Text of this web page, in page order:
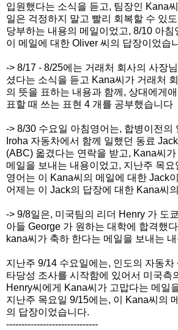
입원했다는 소식을 듣고, 팀장인 Kana
일은 걱정하지 말고 빨리 회복할 수 있
당부하는 내용의 메일이었고, 8/10 아침
이 메일에 대한 Oliver 씨의 답장이었습
-> 8/17 - 8/25에는 거래처 회사의 사장
셨다는 소식을 듣고 Kana씨가 거래처
의 뜻을 표하는 내용과 함께, 상대에게
표할 때 쓰는 표현 4 개를 공부했습니다
-> 8/30 수요일 아침영어는, 합병이전의
Iroha 자동차에서 함께 일했던 동료
(ABC) 옯겼다는 연락을 받고, Kana씨
메일을 보내는 내용이었고, 지난주 목요
영어는 이 Kana씨의 메일에 대한 Jack
어제는 이 Jack의 답장에 대한 Kana씨
-> 9/8일은, 미국팀의 리더 Henry 가 도
아들 George 가 원하는 대학에 합격했
kana씨가 축하 한다는 메일을 보내는
지난주 9/14 수요일에는, 인도의 자동차
타당성 조사를 시작함에 있어서 미국측
Henry씨에게 Kana씨 가 고맙다는 메일
지난주 목요일 9/15에는, 이 Kana씨의
의 답장이었습니다.
------------------------------